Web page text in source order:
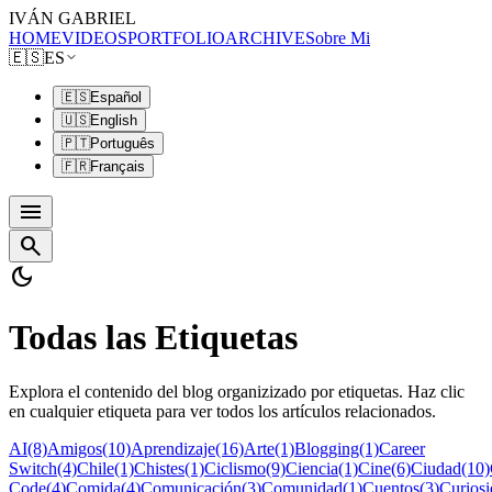
IVÁN GABRIEL
HOMEVIDEOSPORTFOLIOARCHIVESobre Mi
🇪🇸ES
🇪🇸Español
🇺🇸English
🇵🇹Português
🇫🇷Français
menu
search
dark_mode
Todas las Etiquetas
Explora el contenido del blog organizizado por etiquetas. Haz clic
en cualquier etiqueta para ver todos los artículos relacionados.
AI(8)Amigos(10)Aprendizaje(16)Arte(1)Blogging(1)Career
Switch(4)Chile(1)Chistes(1)Ciclismo(9)Ciencia(1)Cine(6)Ciudad(10)
Code(4)Comida(4)Comunicación(3)Comunidad(1)Cuentos(3)